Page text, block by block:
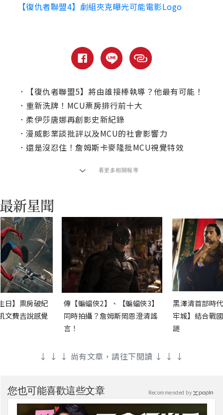
【復仇者聯盟4】劇組夾克曝光可能電影Logo
．
【復仇者聯盟5】將由誰接棒執導？他最有可能！
． 重新洗牌！MCU票房排行前十大
． 柔伊莎唐娜再創影史新紀錄
． 漫威影業談批評以及MCU的社會影響力
． 還是沒忍住！詹姆斯卡麥隆批MCU視覺特效
看更多相關報導
日】票房破紀
文費吉說感覺
傳【蝙蝠俠2】、【蝙蝠俠3】
同時拍攝？詹姆斯岡恩澄清謠
言！
黑澤清首部時
牢城】結合戰
謎
↓ ↓ ↓ 尚有文章，請往下閱讀 ↓ ↓ ↓
您也可能喜歡這些文章 Recommended by